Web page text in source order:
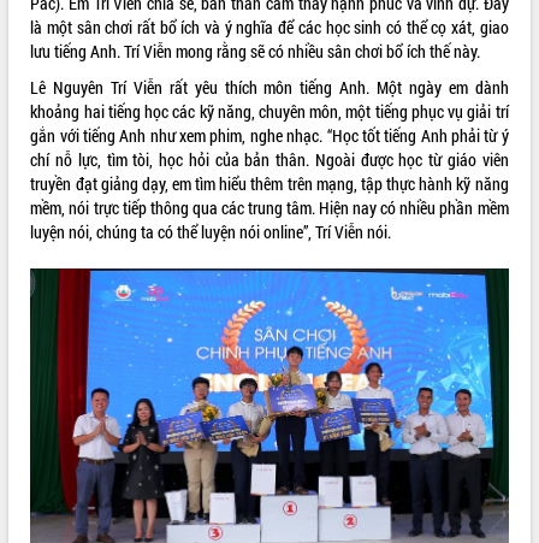
Không có file video nào để phát.
ALBUM ẢNH
LIÊN KẾT WEB
THỐNG KÊ TRUY CẬP
là một sân chơi rất bổ ích và ý nghĩa để các học sinh có thể cọ xát, giao
lưu tiếng Anh. Trí Viễn mong rằng sẽ có nhiều sân chơi bổ ích thế này.
Lê Nguyên Trí Viễn rất yêu thích môn tiếng Anh. Một ngày em dành
khoảng hai tiếng học các kỹ năng, chuyên môn, một tiếng phục vụ giải trí
gắn với tiếng Anh như xem phim, nghe nhạc. “Học tốt tiếng Anh phải từ ý
chí nỗ lực, tìm tòi, học hỏi của bản thân. Ngoài được học từ giáo viên
truyền đạt giảng dạy, em tìm hiểu thêm trên mạng, tập thực hành kỹ năng
mềm, nói trực tiếp thông qua các trung tâm. Hiện nay có nhiều phần mềm
luyện nói, chúng ta có thể luyện nói online”, Trí Viễn nói.